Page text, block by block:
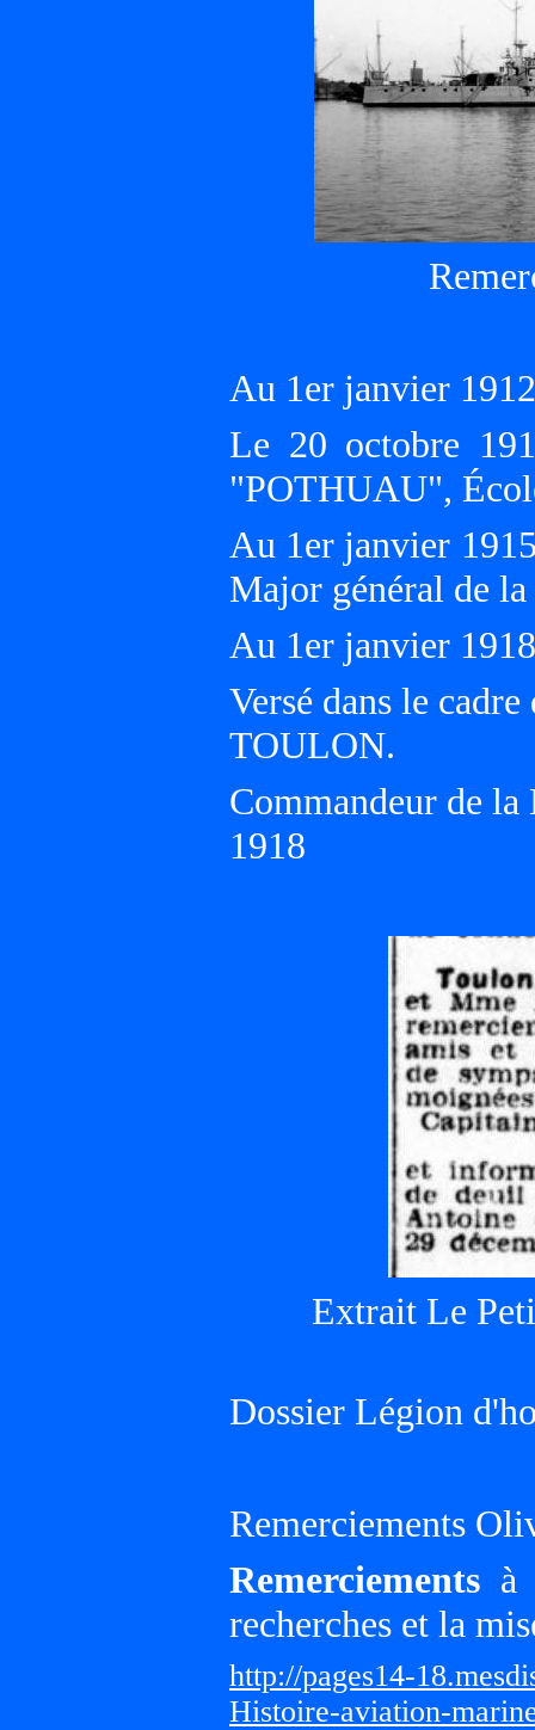
Au 1er janvier
Le 20 octobre
"POTHUAU",
Au 1er janvier
Major général de
Au 1er janvier
Versé dans le
TOULON.
Commandeur de
1918
Extrait Le
Dossier Légion
Remerciements
Remerciements à
recherches et la
http://pages14-
Histoire-aviation-